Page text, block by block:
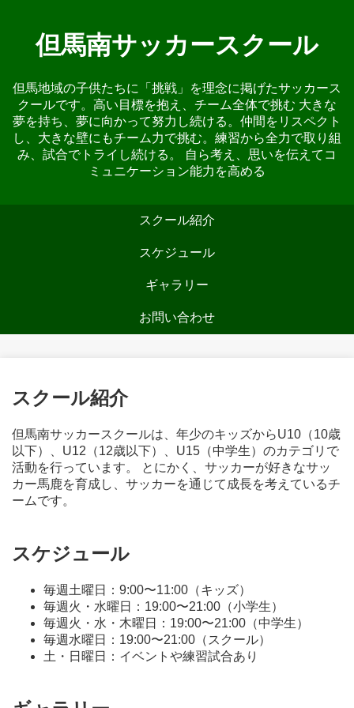
但馬南サッカースクール
但馬地域の子供たちに「挑戦」を理念に掲げたサッカース
クールです。高い目標を抱え、チーム全体で挑む 大きな
夢を持ち、夢に向かって努力し続ける。仲間をリスペクト
し、大きな壁にもチーム力で挑む。練習から全力で取り組
み、試合でトライし続ける。 自ら考え、思いを伝えてコ
ミュニケーション能力を高める
スクール紹介
スケジュール
ギャラリー
お問い合わせ
スクール紹介
但馬南サッカースクールは、年少のキッズからU10（10歳
以下）、U12（12歳以下）、U15（中学生）のカテゴリで
活動を行っています。 とにかく、サッカーが好きなサッ
カー馬鹿を育成し、サッカーを通じて成長を考えているチ
ームです。
スケジュール
毎週土曜日：9:00〜11:00（キッズ）
毎週火・水曜日：19:00〜21:00（小学生）
毎週火・水・木曜日：19:00〜21:00（中学生）
毎週水曜日：19:00〜21:00（スクール）
土・日曜日：イベントや練習試合あり